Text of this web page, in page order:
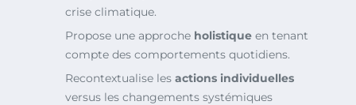
crise climatique.
Propose une approche holistique en tenant
compte des comportements quotidiens.
Recontextualise les actions individuelles
versus les changements systémiques